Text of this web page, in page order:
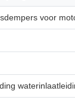
voor